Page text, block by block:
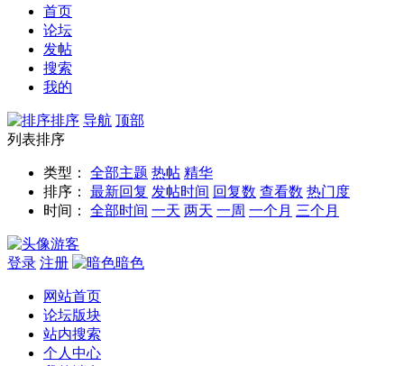
首页
论坛
发帖
搜索
我的
排序 导航 顶部
列表排序
类型： 全部主题 热帖 精华
排序：
最新回复 发帖时间 回复数 查看数 热门度
时间：
全部时间 一天 两天 一周 一个月 三个月
游客
登录 注册 暗色
网站首页
论坛版块
站内搜索
个人中心